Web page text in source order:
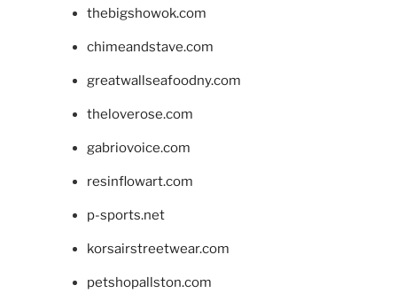
thebigshowok.com
chimeandstave.com
greatwallseafoodny.com
theloverose.com
gabriovoice.com
resinflowart.com
p-sports.net
korsairstreetwear.com
petshopallston.com